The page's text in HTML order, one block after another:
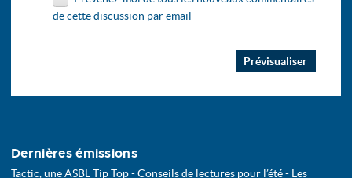
de cette discussion par email
Dernières émissions
Tactic, une ASBL Tip Top - Conseils de lectures pour l’été - Les